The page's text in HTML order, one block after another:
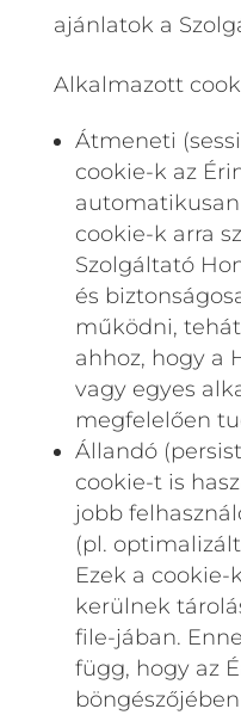
ajánlatok a
Alkalmazott
Átmeneti
cookie-k az
cookie-k arra
Szolgáltató
és
működni,
ahhoz, hogy a
vagy egyes
megfelelően
Állandó
cookie-t is
jobb
(pl.
Ezek a cookie-
kerülnek
file-jában.
függ, hogy az